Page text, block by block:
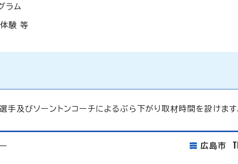
ラム
験 等
手及びソーントンコーチによるぶら下がり取材時間を設けます
広島市